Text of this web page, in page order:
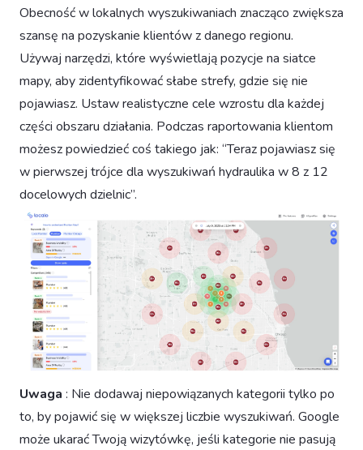
Obecność w lokalnych wyszukiwaniach znacząco zwiększa
szansę na pozyskanie klientów z danego regionu.
Używaj narzędzi, które wyświetlają pozycje na siatce
mapy, aby zidentyfikować słabe strefy, gdzie się nie
pojawiasz. Ustaw realistyczne cele wzrostu dla każdej
części obszaru działania. Podczas raportowania klientom
możesz powiedzieć coś takiego jak: “Teraz pojawiasz się
w pierwszej trójce dla wyszukiwań hydraulika w 8 z 12
docelowych dzielnic”.
Uwaga : Nie dodawaj niepowiązanych kategorii tylko po
to, by pojawić się w większej liczbie wyszukiwań. Google
może ukarać Twoją wizytówkę, jeśli kategorie nie pasują